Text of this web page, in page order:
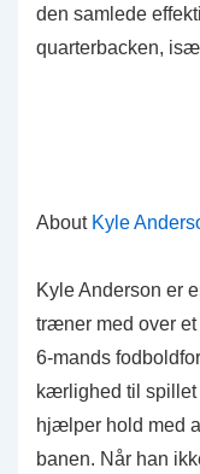
den samlede
quarterbacken,
About Kyle
Kyle Anderson er
træner med over
6-mands
kærlighed til spillet
hjælper hold med
banen. Når han